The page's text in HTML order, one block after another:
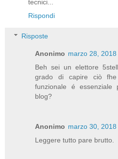
tecnici...
Rispondi
Risposte
Anonimo marzo 28, 2018
Beh sei un elettore
grado di capire ciò fhe
funzionale é
blog?
Anonimo marzo 30, 2018
Leggere tutto pare brutto.